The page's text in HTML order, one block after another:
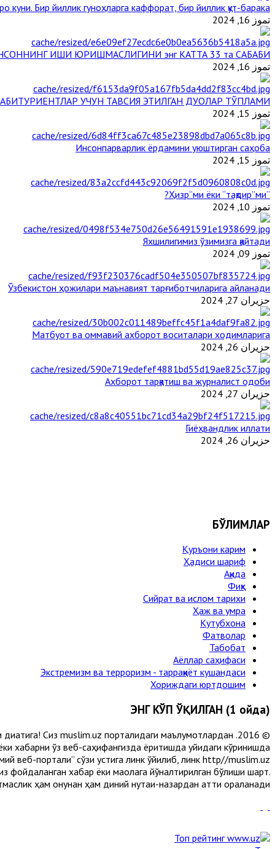
куни. Бир йиллик гуноҳларга каффорат, бир йиллик қут-барака
تموز 16, 2024
ИШИ ЮРИШМАСЛИГИНИ энг КАТТА 33 та САБАБИ
تموز 16, 2024
АБИТУРИЕНТЛАР УЧУН ТАВСИЯ ЭТИЛГАН ДУОЛАР ТЎПЛАМИ
تموز 15, 2024
Инсонпарварлик ёрдамини уюштирган саҳоба
تموز 15, 2024
“Ҳизр”ми ёки “тақдир”ми?
تموز 10, 2024
Яхшилигимиз ўзимизга қайтади
تموز 09, 2024
Ўзбекистон ҳожилари маънавият тарғиботчиларига айланади
حزيران 27, 2024
Матбуот ва оммавий ахборот воситалари ходимларига
حزيران 26, 2024
Ахборот тарқатиш ва журналист одоби
حزيران 27, 2024
Гиёҳвандлик иллати
حزيران 26, 2024
БЎЛИМЛАР
Қуръони карим
Ҳадиси шариф
Ақида
Фиқҳ
Сийрат ва ислом тарихи
Ҳаж ва умра
Кутубхона
Фатволар
Табобат
Аёллар саҳифаси
Экстремизм ва терроризм - тарраққиёт кушандаси
Хориждаги юртдошим
ЭНГ КЎП ЎҚИЛГАН (1 ойда)
диққатига! Сиз muslim.uz порталидаги маълумотлардан
хабарни ўз веб-саҳифангизда ёритишда қуйидаги кўринишда
веб-портали” сўзи устига линк қўйилиб, линк http//muslim.uz
фойдаланган хабар ёки мақолага йўналтирилган бўлиши шарт.
ҳам қонунан ҳам диний нуқтаи-назардан қаттиқ қораланади.